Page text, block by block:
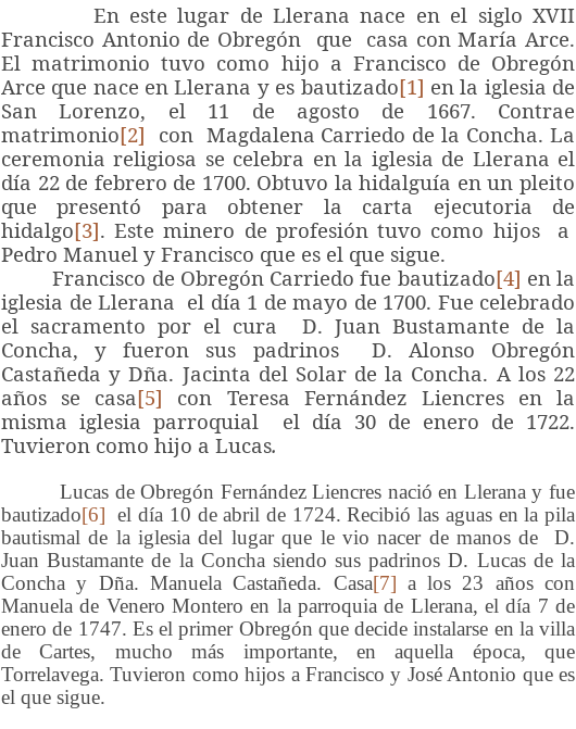
En este lugar de Llerana nace en el siglo XVII
Francisco Antonio de Obregón que casa con María Arce.
El matrimonio tuvo como hijo a Francisco de Obregón
Arce que nace en Llerana y es bautizado[1] en la iglesia de
San Lorenzo, el 11 de agosto de 1667. Contrae
matrimonio[2] con Magdalena Carriedo de la Concha. La
ceremonia religiosa se celebra en la iglesia de Llerana el
día 22 de febrero de 1700. Obtuvo la hidalguía en un pleito
que presentó para obtener la carta ejecutoria de
hidalgo[3]. Este minero de profesión tuvo como hijos a
Pedro Manuel y Francisco que es el que sigue.
Francisco de Obregón Carriedo fue bautizado[4] en la
iglesia de Llerana el día 1 de mayo de 1700. Fue celebrado
el sacramento por el cura D. Juan Bustamante de la
Concha, y fueron sus padrinos D. Alonso Obregón
Castañeda y Dña. Jacinta del Solar de la Concha. A los 22
años se casa[5] con Teresa Fernández Liencres en la
misma iglesia parroquial el día 30 de enero de 1722.
Tuvieron como hijo a Lucas.
Lucas de Obregón Fernández Liencres nació en Llerana y fue
bautizado[6] el día 10 de abril de 1724. Recibió las aguas en la pila
bautismal de la iglesia del lugar que le vio nacer de manos de D.
Juan Bustamante de la Concha siendo sus padrinos D. Lucas de la
Concha y Dña. Manuela Castañeda. Casa[7] a los 23 años con
Manuela de Venero Montero en la parroquia de Llerana, el día 7 de
enero de 1747. Es el primer Obregón que decide instalarse en la villa
de Cartes, mucho más importante, en aquella época, que
Torrelavega. Tuvieron como hijos a Francisco y José Antonio que es
el que sigue.